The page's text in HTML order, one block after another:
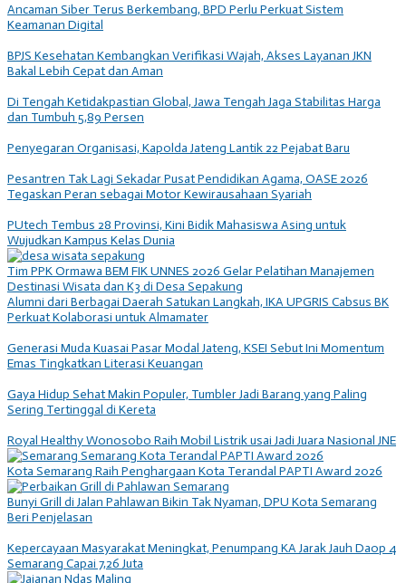
Ancaman Siber Terus Berkembang, BPD Perlu Perkuat Sistem
Keamanan Digital
BPJS Kesehatan Kembangkan Verifikasi Wajah, Akses Layanan JKN
Bakal Lebih Cepat dan Aman
Di Tengah Ketidakpastian Global, Jawa Tengah Jaga Stabilitas Harga
dan Tumbuh 5,89 Persen
Penyegaran Organisasi, Kapolda Jateng Lantik 22 Pejabat Baru
Pesantren Tak Lagi Sekadar Pusat Pendidikan Agama, OASE 2026
Tegaskan Peran sebagai Motor Kewirausahaan Syariah
PUtech Tembus 28 Provinsi, Kini Bidik Mahasiswa Asing untuk
Wujudkan Kampus Kelas Dunia
Tim PPK Ormawa BEM FIK UNNES 2026 Gelar Pelatihan Manajemen
Destinasi Wisata dan K3 di Desa Sepakung
Alumni dari Berbagai Daerah Satukan Langkah, IKA UPGRIS Cabsus BK
Perkuat Kolaborasi untuk Almamater
Generasi Muda Kuasai Pasar Modal Jateng, KSEI Sebut Ini Momentum
Emas Tingkatkan Literasi Keuangan
Gaya Hidup Sehat Makin Populer, Tumbler Jadi Barang yang Paling
Sering Tertinggal di Kereta
Royal Healthy Wonosobo Raih Mobil Listrik usai Jadi Juara Nasional JNE
Kota Semarang Raih Penghargaan Kota Terandal PAPTI Award 2026
Bunyi Grill di Jalan Pahlawan Bikin Tak Nyaman, DPU Kota Semarang
Beri Penjelasan
Kepercayaan Masyarakat Meningkat, Penumpang KA Jarak Jauh Daop 4
Semarang Capai 7,26 Juta